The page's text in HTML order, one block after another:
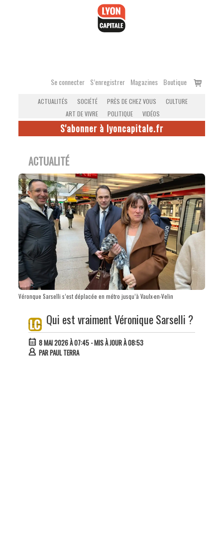
Se connecter S’enregistrer Magazines Boutique
Voir
ACTUALITÉS SOCIÉTÉ PRÈS DE CHEZ VOUS
CULTURE
ART DE VIVRE
POLITIQUE VIDÉOS
S'abonner à lyoncapitale.fr
ACTUALITÉ
Véronque Sarselli s’est déplacée en métro jusqu’à Vaulx-en-Velin
Qui est vraiment Véronique Sarselli ?
8 MAI 2026 À 07:45- MIS À JOUR À 08:53
PARPAUL TERRA